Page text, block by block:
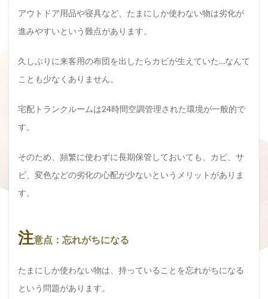
アウトドア用品や寝具など、たまにしか使わない物は劣化が
進みやすいという難点があります。
久しぶりに来客用の布団を出したらカビが生えていた…なんて
ことも少なくありません。
宅配トランクルームは24時間空調管理された環境が一般的で
す。
そのため、頻繁に使わずに長期保管しておいても、カビ、サ
ビ、変色などの劣化の心配が少ないというメリットがありま
す。
注意点：忘れがちになる
たまにしか使わない物は、持っていることを忘れがちになる
という問題があります。